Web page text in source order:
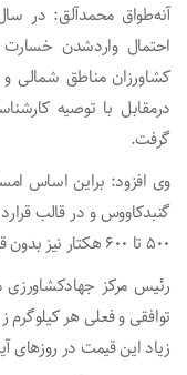
آنه‌طواق محمدآلق: در
احتمال واردشدن خسارت
کشاورزان مناطق
درمقابل با توصیه
گرفت.
وی افزود: براین اساس
۵۰۰ تا ۶۰۰ هکتار نیز بدون قرارداد توسط کشاورزان کشت شد.
رئیس مرکز
زیاد این قیمت در روزهای